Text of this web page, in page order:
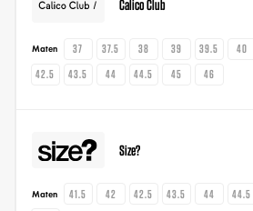
Calico Club
Maten 37 37.5 38 39 39.5 40
42.5
43.5 44 44.5 45 46
Size?
Maten 41.5 42 42.5 43.5 44 44.5